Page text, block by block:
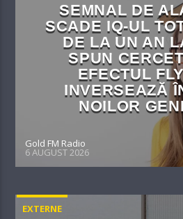
SEMNAL DE
SCADE IQ-UL
DE LA UN AN
SPUN
EFECTUL
INVERSEAZĂ
NOILOR
Gold FM Radio
6 AUGUST 2026
EXTERNE